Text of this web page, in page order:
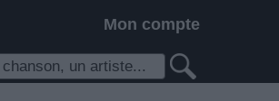
Mon compte